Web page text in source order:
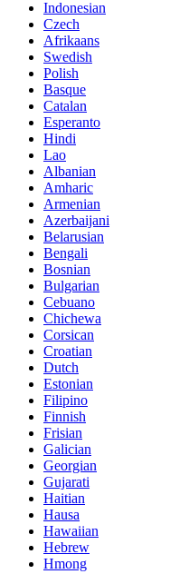
Indonesian
Czech
Afrikaans
Swedish
Polish
Basque
Catalan
Esperanto
Hindi
Lao
Albanian
Amharic
Armenian
Azerbaijani
Belarusian
Bengali
Bosnian
Bulgarian
Cebuano
Chichewa
Corsican
Croatian
Dutch
Estonian
Filipino
Finnish
Frisian
Galician
Georgian
Gujarati
Haitian
Hausa
Hawaiian
Hebrew
Hmong